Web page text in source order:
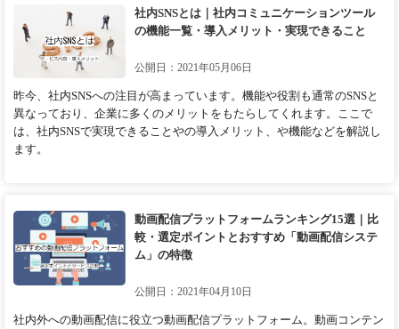
社内SNSとは｜社内コミュニケーションツール
の機能一覧・導入メリット・実現できること
公開日：2021年05月06日
昨今、社内SNSへの注目が高まっています。機能や役割も通常のSNSと
異なっており、企業に多くのメリットをもたらしてくれます。ここで
は、社内SNSで実現できることやの導入メリット、や機能などを解説し
ます。
動画配信プラットフォームランキング15選｜比
較・選定ポイントとおすすめ「動画配信システ
ム」の特徴
公開日：2021年04月10日
社内外への動画配信に役立つ動画配信プラットフォーム。動画コンテン